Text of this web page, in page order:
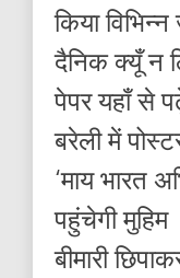
किया
दैनिक क्यूँ न
पेपर यहाँ से
बरेली में
‘माय भारत
पहुंचेगी मुहिम
बीमारी